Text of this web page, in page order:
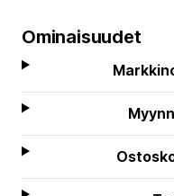
Ominaisuudet